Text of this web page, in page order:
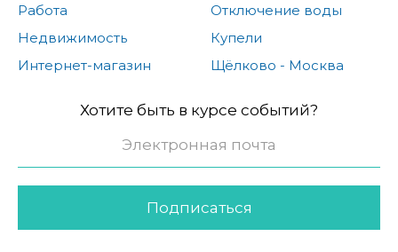
Работа
Недвижимость
Интернет-магазин
Отключение воды
Купели
Щёлково - Москва
Хотите быть в курсе событий?
Подписаться